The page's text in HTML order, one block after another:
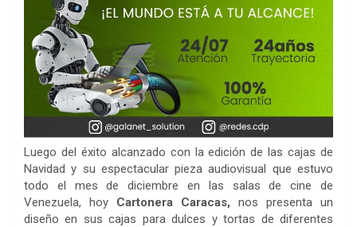
Luego del éxito alcanzado con la edición de las cajas de
Navidad y su espectacular pieza audiovisual que estuvo
todo el mes de diciembre en las salas de cine de
Venezuela, hoy Cartonera Caracas, nos presenta un
diseño en sus cajas para dulces y tortas de diferentes